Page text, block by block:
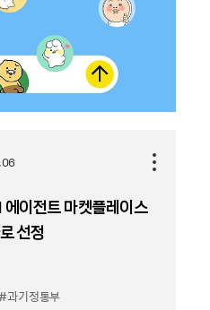
이전트 마켓플레이스
선정
과기정통부